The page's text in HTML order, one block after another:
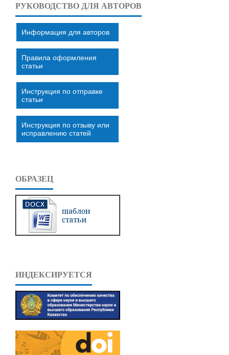
РУКОВОДСТВО ДЛЯ АВТОРОВ
Информация для авторов
Правила оформления
статьи
Инструкция по отправке
статьи
Инструкция по отзыву или
исправлению статей
ОБРАЗЕЦ
ИНДЕКСИРУЕТСЯ